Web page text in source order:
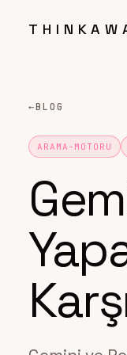
←BLOG
ARAMA-MOTORU